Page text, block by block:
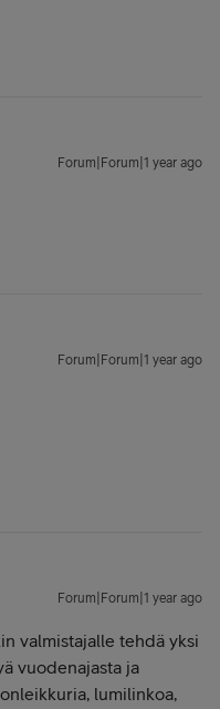
Forum|Forum|1 year ago
Forum|Forum|1 year ago
Forum|Forum|1 year ago
valmistajalle tehdä yksi
vuodenajasta ja
lumilinkoa,